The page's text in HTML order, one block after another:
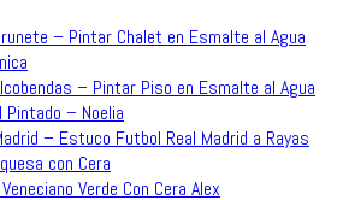
– Pintar Chalet en Esmalte al Agua
– Pintar Piso en Esmalte al Agua
Pintado – Noelia
– Estuco Futbol Real Madrid a Rayas
con Cera
Verde Con Cera Alex